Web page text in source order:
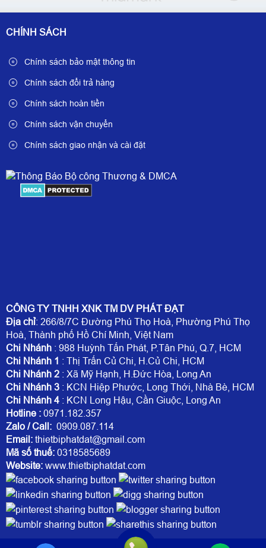
CÔNG TY TNHH XNK TM DV PHÁT ĐẠT
Địa chỉ: 266/8/7C Đường Phú Thọ Hoà, Phường Phú Thọ
Hoà, Thành phố Hồ Chí Minh, Việt Nam
Chi Nhánh : 988 Huỳnh Tấn Phát, P.Tân Phú, Q.7, HCM
Chi Nhánh 1 : Thị Trấn Củ Chi, H.Củ Chi, HCM
Chi Nhánh 2 : Xã Mỹ Hạnh, H.Đức Hòa, Long An
Chi Nhánh 3 : KCN Hiệp Phước, Long Thới, Nhà Bè, HCM
Chi Nhánh 4 : KCN Long Hậu, Cần Giuộc, Long An
Hotline : 0971.182.357
Zalo / Call: 0909.087.114
Email: thietbiphatdat@gmail.com
Mã số thuế: 0318585689
Website: www.thietbiphatdat.com
CHÍNH SÁCH
Chính sách bảo mật thông tin
Chính sách đổi trả hàng
Chính sách hoàn tiền
Chính sách vận chuyển
Chính sách giao nhận và cài đặt